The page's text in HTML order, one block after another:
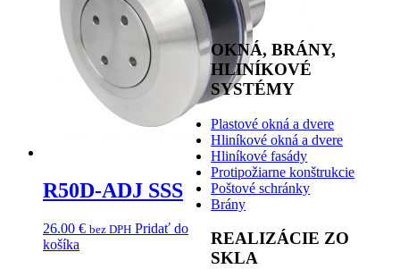
R50D-ADJ SSS
26.00 € bez DPH Pridať do
košíka
OKNÁ, BRÁNY,
HLINÍKOVÉ
SYSTÉMY
Plastové okná a dvere
Hliníkové okná a dvere
Hliníkové fasády
Protipožiarne konštrukcie
Poštové schránky
Brány
REALIZÁCIE ZO
SKLA